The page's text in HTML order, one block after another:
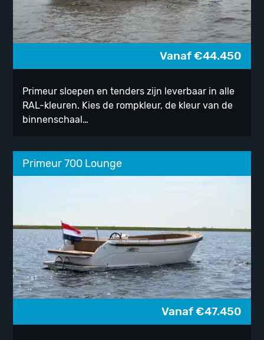
Vanaf€44.450
Primeur sloepen en tenders zijn leverbaar in alle
RAL-kleuren. Kies de rompkleur, de kleur van de
binnenschaal…
Primeur 700 Lounge
Vanaf€47.450